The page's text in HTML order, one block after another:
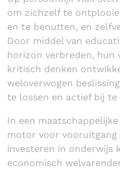
om zichzelf te
en te benutten, en
Door middel van
horizon verbreden, hun
kritisch denken
weloverwogen
te lossen en actief bij te
In een
motor voor vooruitgang
investeren in onderwijs
economisch